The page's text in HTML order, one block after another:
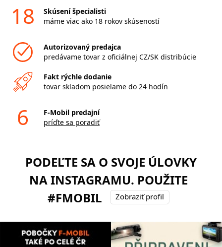
18
Skúsení špecialisti
máme viac ako 18 rokov skúseností
Autorizovaný predajca
predávame tovar z oficiálnej CZ/SK distribúcie
Fakt rýchle dodanie
tovar skladom posielame do 24 hodín
6
F-Mobil predajní
príďte sa poradiť
PODEĽTE SA O SVOJE ÚLOVKY
NA INSTAGRAMU. POUŽITE
#FMOBIL
Zobraziť profil